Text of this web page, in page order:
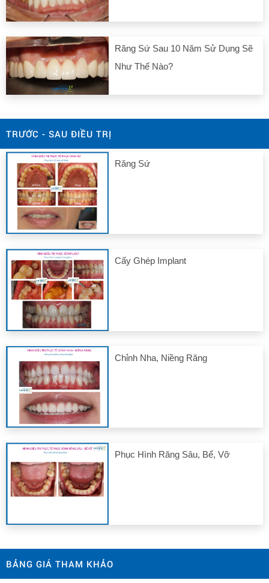
Răng Sứ Sau 10 Năm Sử Dụng Sẽ
Như Thế Nào?
TRƯỚC - SAU ĐIỀU TRỊ
Răng Sứ
Cấy Ghép Implant
Chỉnh Nha, Niềng Răng
Phục Hình Răng Sâu, Bể, Vỡ
BẢNG GIÁ THAM KHẢO